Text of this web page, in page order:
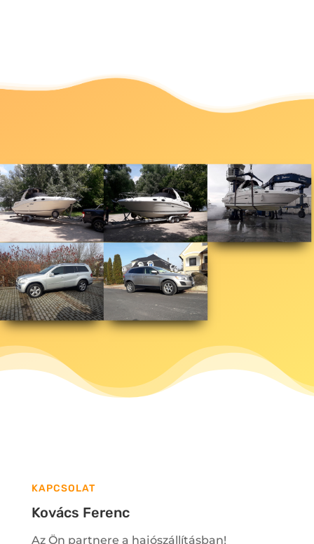
KAPCSOLAT
Kovács Ferenc
Az Ön partnere a hajószállításban!